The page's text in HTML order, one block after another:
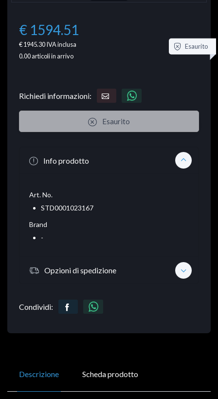
€ 1594.51
€ 1945.30IVA inclusa
0.00articoli in arrivo
Esaurito
Richiedi informazioni:
Esaurito
Info prodotto
Art. No.
STD0001023167
Brand
-
Opzioni di spedizione
Condividi:
Descrizione Scheda prodotto